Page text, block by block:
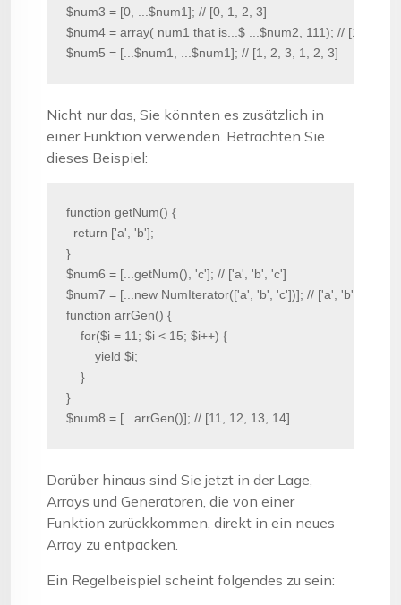
$num3 = [0, ...$num1]; // [0, 1, 2, 3]
$num4 = array( num1 that is...$ ...$num2, 111); // [1, 2, 3,
$num5 = [...$num1, ...$num1]; // [1, 2, 3, 1, 2, 3]
Nicht nur das, Sie könnten es zusätzlich in
einer Funktion verwenden. Betrachten Sie
dieses Beispiel:
function getNum() {
  return ['a', 'b'];
}
$num6 = [...getNum(), 'c']; // ['a', 'b', 'c']
$num7 = [...new NumIterator(['a', 'b', 'c'])]; // ['a', 'b', 'c']
function arrGen() {
    for($i = 11; $i < 15; $i++) {
        yield $i;
    }
}
$num8 = [...arrGen()]; // [11, 12, 13, 14]
Darüber hinaus sind Sie jetzt in der Lage,
Arrays und Generatoren, die von einer
Funktion zurückkommen, direkt in ein neues
Array zu entpacken.
Ein Regelbeispiel scheint folgendes zu sein: